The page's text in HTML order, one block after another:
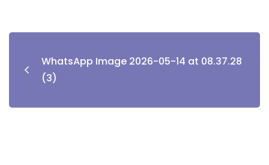
WhatsApp Image 2026-05-14 at 08.37.28
(3)